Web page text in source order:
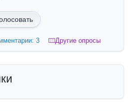
3 Другие опросы